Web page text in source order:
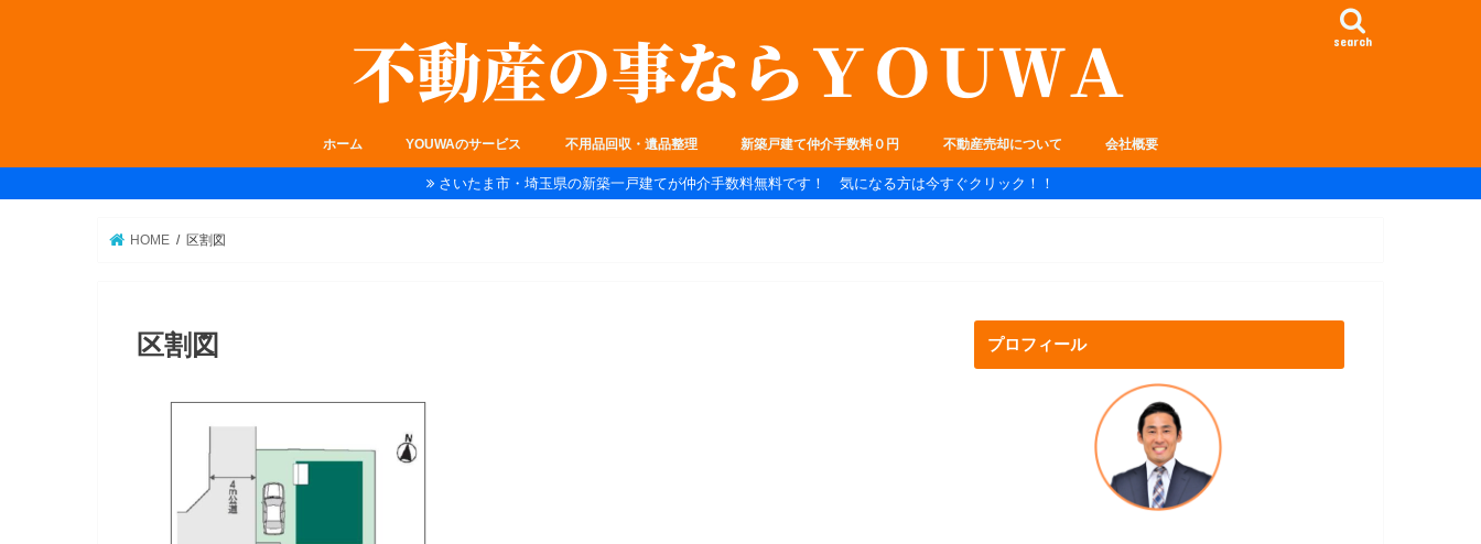
search
ホーム YOUWAのサービス 不用品回収・遺品整理 新築戸建て仲介手数料０円 不動産売却について 会社概要
さいたま市・埼玉県の新築一戸建てが仲介手数料無料です！ 気になる方は今すぐクリック！！
HOME 区割図
区割図 プロフィール